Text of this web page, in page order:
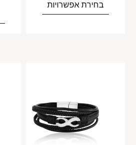
בחירת אפשרויות